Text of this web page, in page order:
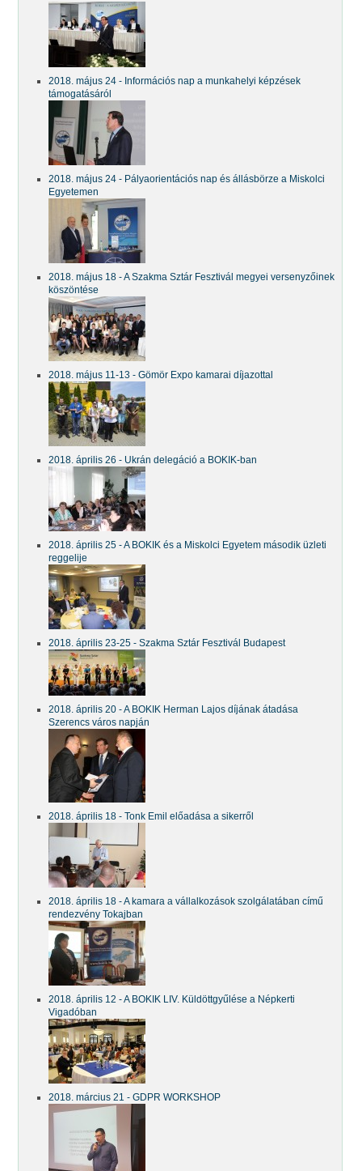
2018. május 24 - Információs nap a munkahelyi képzések
támogatásáról
2018. május 24 - Pályaorientációs nap és állásbörze a Miskolci
Egyetemen
2018. május 18 - A Szakma Sztár Fesztivál megyei versenyzőinek
köszöntése
2018. május 11-13 - Gömör Expo kamarai díjazottal
2018. április 26 - Ukrán delegáció a BOKIK-ban
2018. április 25 - A BOKIK és a Miskolci Egyetem második üzleti
reggelije
2018. április 23-25 - Szakma Sztár Fesztivál Budapest
2018. április 20 - A BOKIK Herman Lajos díjának átadása
Szerencs város napján
2018. április 18 - Tonk Emil előadása a sikerről
2018. április 18 - A kamara a vállalkozások szolgálatában című
rendezvény Tokajban
2018. április 12 - A BOKIK LIV. Küldöttgyűlése a Népkerti
Vigadóban
2018. március 21 - GDPR WORKSHOP